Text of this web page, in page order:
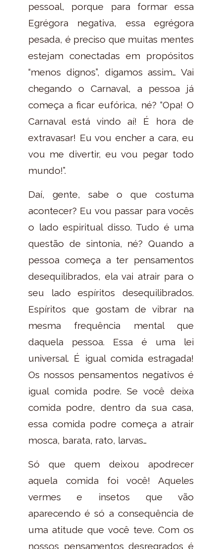
pessoal, porque para formar essa
Egrégora negativa, essa egrégora
pesada, é preciso que muitas mentes
estejam conectadas em propósitos
“menos dignos”, digamos assim… Vai
chegando o Carnaval, a pessoa já
começa a ficar eufórica, né? “Opa! O
Carnaval está vindo aí! É hora de
extravasar! Eu vou encher a cara, eu
vou me divertir, eu vou pegar todo
mundo!”.
Daí, gente, sabe o que costuma
acontecer? Eu vou passar para vocês
o lado espiritual disso. Tudo é uma
questão de sintonia, né? Quando a
pessoa começa a ter pensamentos
desequilibrados, ela vai atrair para o
seu lado espíritos desequilibrados.
Espíritos que gostam de vibrar na
mesma frequência mental que
daquela pessoa. Essa é uma lei
universal. É igual comida estragada!
Os nossos pensamentos negativos é
igual comida podre. Se você deixa
comida podre, dentro da sua casa,
essa comida podre começa a atrair
mosca, barata, rato, larvas…
Só que quem deixou apodrecer
aquela comida foi você! Aqueles
vermes e insetos que vão
aparecendo é só a consequência de
uma atitude que você teve. Com os
nossos pensamentos desregrados é